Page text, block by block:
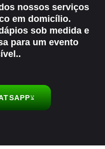
nossos serviços
em domicílio.
sob medida e
para um evento